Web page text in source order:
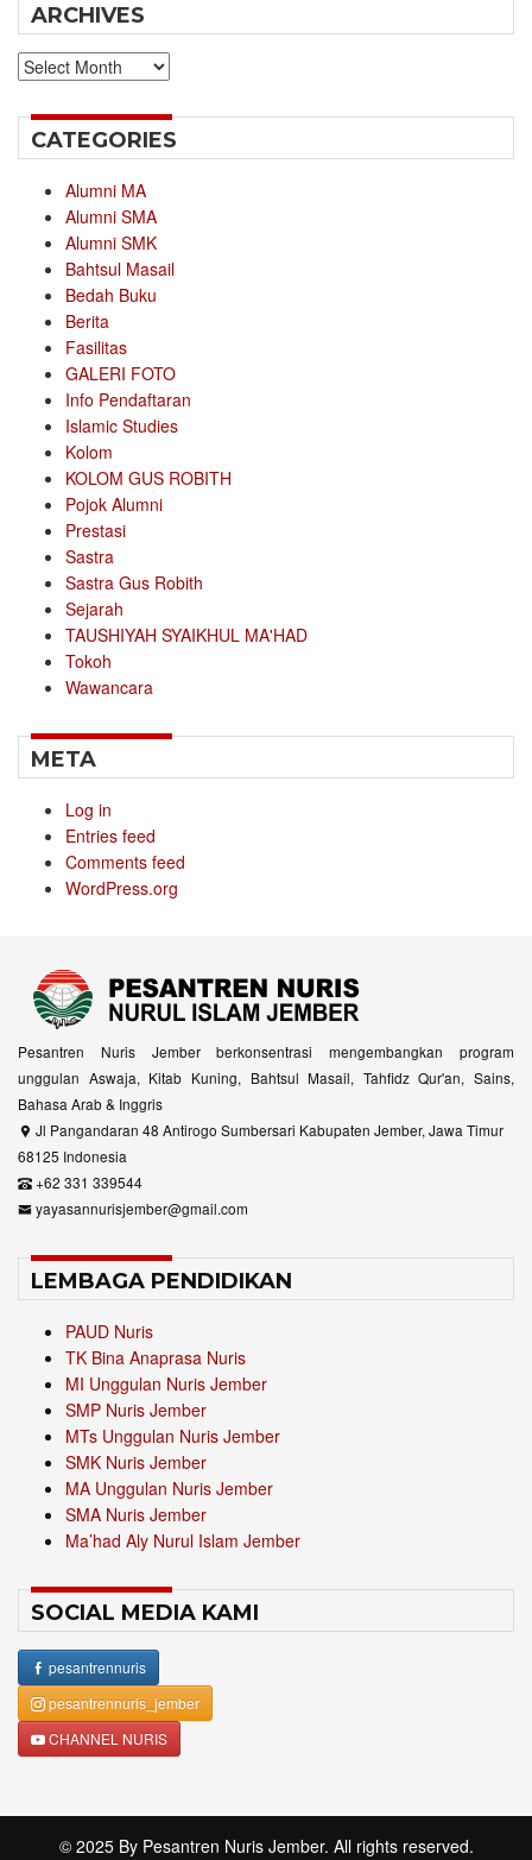
ARCHIVES
Archives
CATEGORIES
Alumni MA
Alumni SMA
Alumni SMK
Bahtsul Masail
Bedah Buku
Berita
Fasilitas
GALERI FOTO
Info Pendaftaran
Islamic Studies
Kolom
KOLOM GUS ROBITH
Pojok Alumni
Prestasi
Sastra
Sastra Gus Robith
Sejarah
TAUSHIYAH SYAIKHUL MA'HAD
Tokoh
Wawancara
META
Log in
Entries feed
Comments feed
WordPress.org
Pesantren Nuris Jember berkonsentrasi mengembangkan program
unggulan Aswaja, Kitab Kuning, Bahtsul Masail, Tahfidz Qur'an, Sains,
Bahasa Arab & Inggris
Jl Pangandaran 48 Antirogo Sumbersari Kabupaten Jember, Jawa Timur
68125 Indonesia
+62 331 339544
yayasannurisjember@gmail.com
LEMBAGA PENDIDIKAN
PAUD Nuris
TK Bina Anaprasa Nuris
MI Unggulan Nuris Jember
SMP Nuris Jember
MTs Unggulan Nuris Jember
SMK Nuris Jember
MA Unggulan Nuris Jember
SMA Nuris Jember
Ma’had Aly Nurul Islam Jember
SOCIAL MEDIA KAMI
pesantrennuris
pesantrennuris_jember
CHANNEL NURIS
© 2025 By Pesantren Nuris Jember. All rights reserved.